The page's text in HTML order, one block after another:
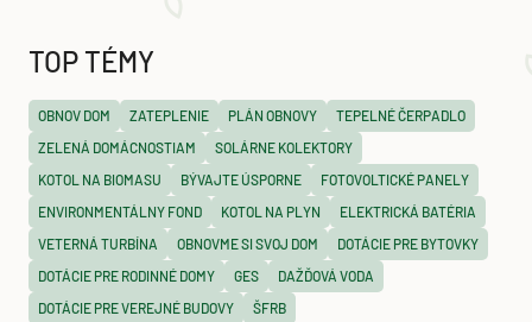
TOP TÉMY
OBNOV DOM ZATEPLENIE PLÁN OBNOVY
TEPELNÉ ČERPADLO
ZELENÁ DOMÁCNOSTIAM
SOLÁRNE KOLEKTORY
KOTOL NA BIOMASU
BÝVAJTE ÚSPORNE
FOTOVOLTICKÉ PANELY
ENVIRONMENTÁLNY FOND
KOTOL NA PLYN
ELEKTRICKÁ BATÉRIA
VETERNÁ TURBÍNA
OBNOVME SI SVOJ DOM
DOTÁCIE PRE BYTOVKY
DOTÁCIE PRE RODINNÉ DOMY
GES
DAŽĎOVÁ VODA
DOTÁCIE PRE VEREJNÉ BUDOVY
ŠFRB